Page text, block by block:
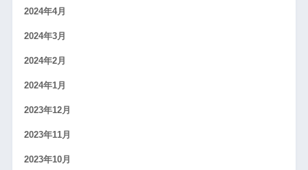
2024年4月
2024年3月
2024年2月
2024年1月
2023年12月
2023年11月
2023年10月